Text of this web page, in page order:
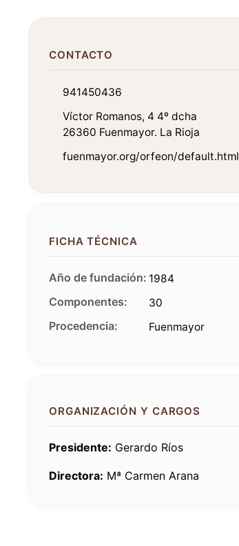
CONTACTO
941450436
Víctor Romanos, 4 4º dcha
26360 Fuenmayor. La Rioja
fuenmayor.org/orfeon/default.html
FICHA TÉCNICA
Año de fundación: 1984
Componentes: 30
Procedencia: Fuenmayor
ORGANIZACIÓN Y CARGOS
Presidente: Gerardo Ríos
Directora: Mª Carmen Arana